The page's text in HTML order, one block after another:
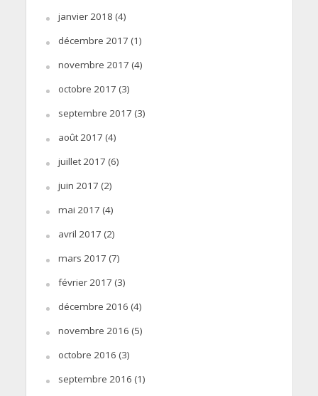
janvier 2018 (4)
décembre 2017 (1)
novembre 2017 (4)
octobre 2017 (3)
septembre 2017 (3)
août 2017 (4)
juillet 2017 (6)
juin 2017 (2)
mai 2017 (4)
avril 2017 (2)
mars 2017 (7)
février 2017 (3)
décembre 2016 (4)
novembre 2016 (5)
octobre 2016 (3)
septembre 2016 (1)